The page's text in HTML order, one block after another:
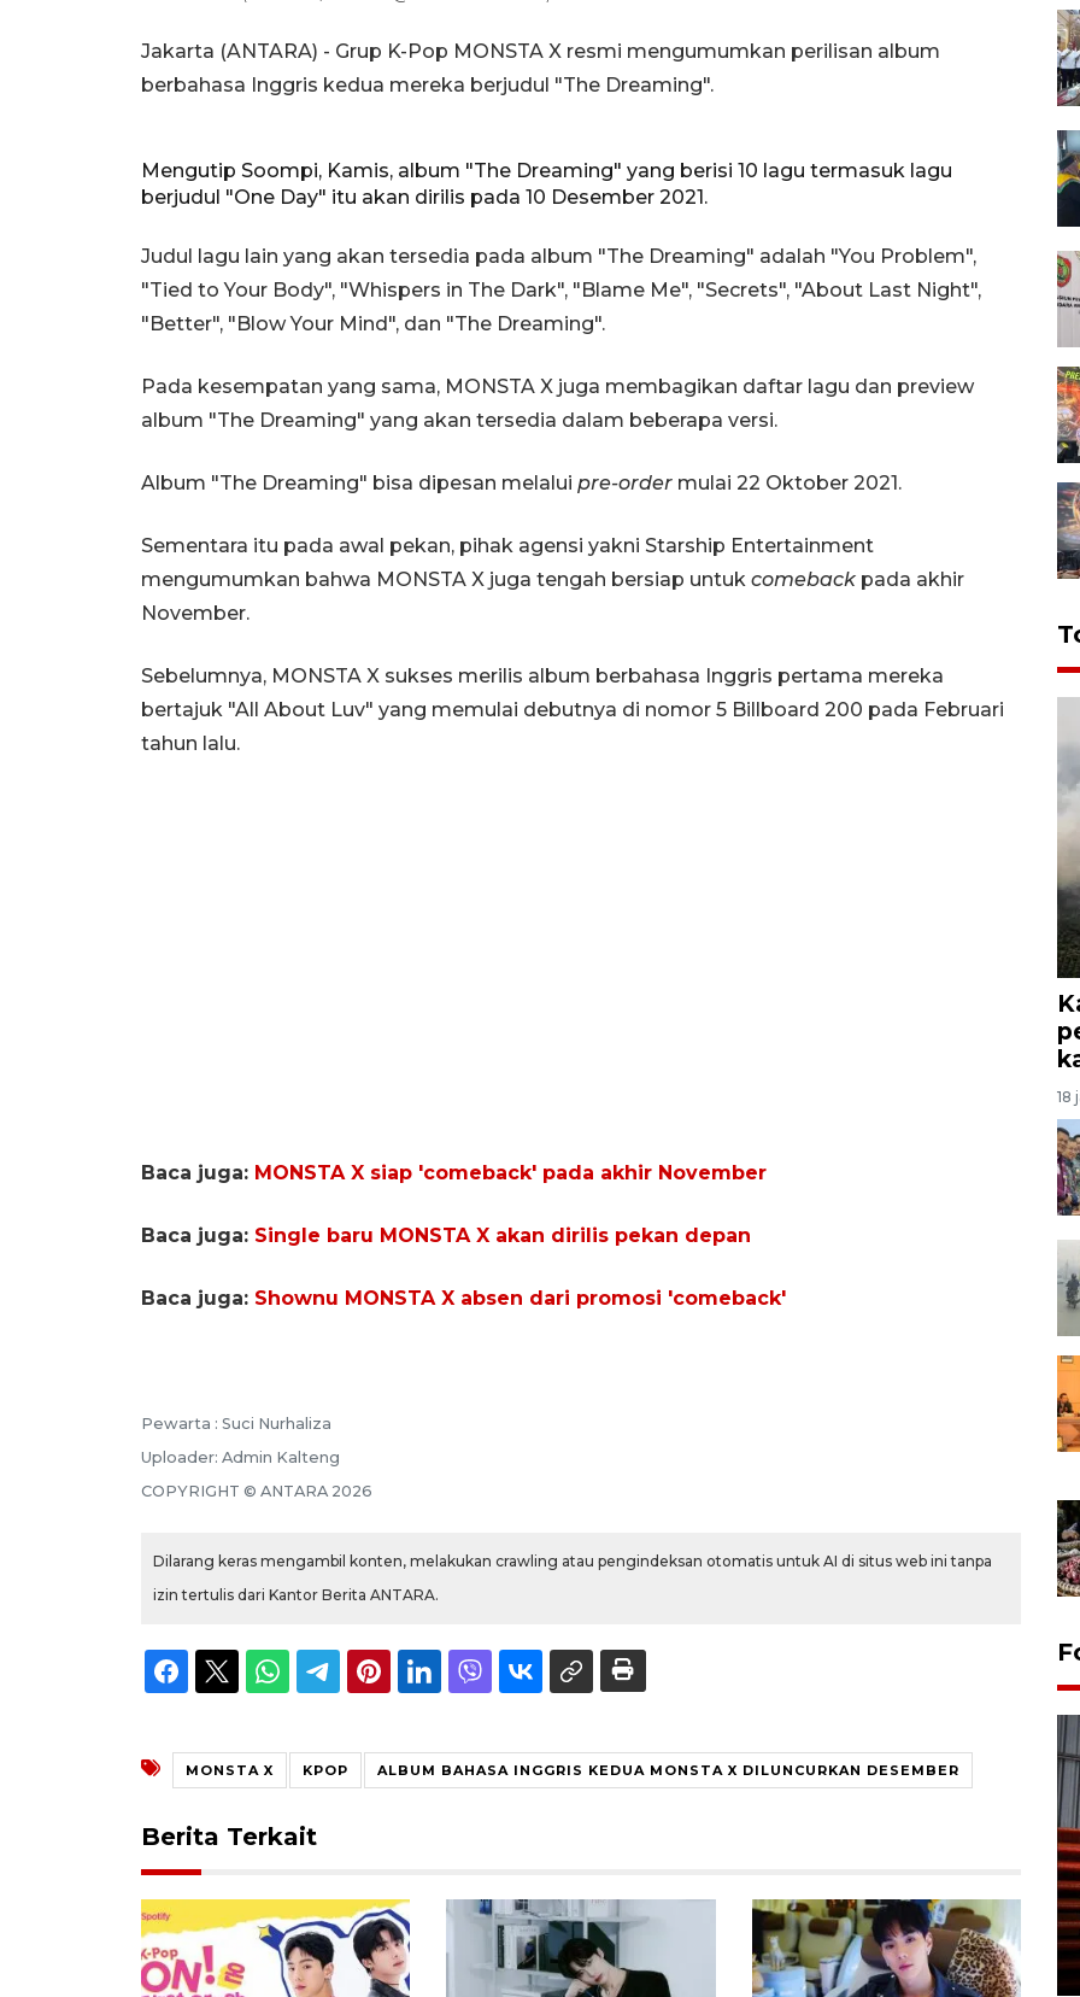
Jakarta (ANTARA) - Grup K-Pop MONSTA X resmi mengumumkan perilisan album
berbahasa Inggris kedua mereka berjudul "The Dreaming".
Mengutip Soompi, Kamis, album "The Dreaming" yang berisi 10 lagu termasuk lagu
berjudul "One Day" itu akan dirilis pada 10 Desember 2021.
Judul lagu lain yang akan tersedia pada album "The Dreaming" adalah "You Problem",
"Tied to Your Body", "Whispers in The Dark", "Blame Me", "Secrets", "About Last Night",
"Better", "Blow Your Mind", dan "The Dreaming".
Pada kesempatan yang sama, MONSTA X juga membagikan daftar lagu dan preview
album "The Dreaming" yang akan tersedia dalam beberapa versi.
Album "The Dreaming" bisa dipesan melalui pre-order mulai 22 Oktober 2021.
Sementara itu pada awal pekan, pihak agensi yakni Starship Entertainment
mengumumkan bahwa MONSTA X juga tengah bersiap untuk comeback pada akhir
November.
Sebelumnya, MONSTA X sukses merilis album berbahasa Inggris pertama mereka
bertajuk "All About Luv" yang memulai debutnya di nomor 5 Billboard 200 pada Februari
tahun lalu.
Baca juga: MONSTA X siap 'comeback' pada akhir November
Baca juga: Single baru MONSTA X akan dirilis pekan depan
Baca juga: Shownu MONSTA X absen dari promosi 'comeback'
Pewarta : Suci Nurhaliza
Uploader: Admin Kalteng
COPYRIGHT © ANTARA 2026
Dilarang keras mengambil konten, melakukan crawling atau pengindeksan otomatis untuk AI di situs web ini tanpa
izin tertulis dari Kantor Berita ANTARA.
MONSTA X KPOP ALBUM BAHASA INGGRIS KEDUA MONSTA X DILUNCURKAN DESEMBER
Berita Terkait
18
kemarau di Kalimantan
22 July 2026 17:18 WIB